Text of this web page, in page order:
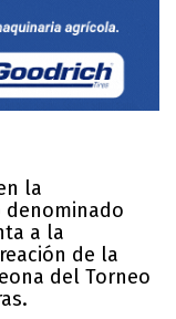
la
a la
de la
del Torneo